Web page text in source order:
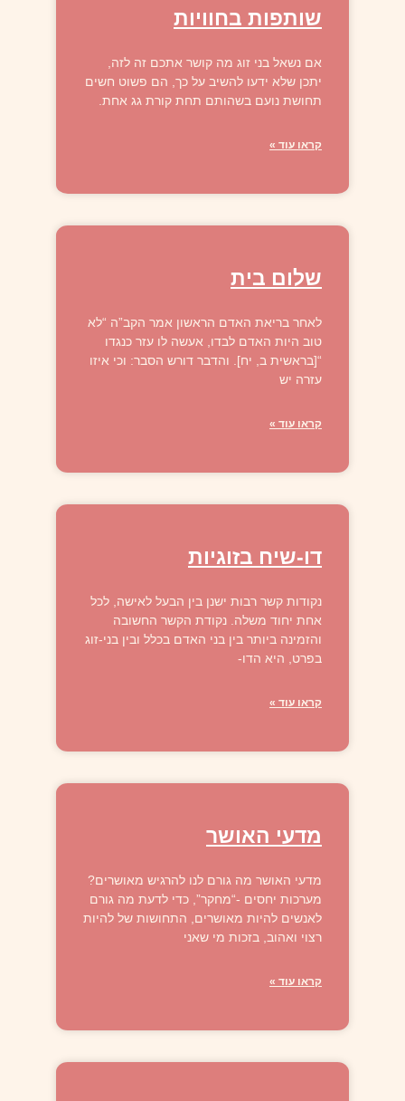
שותפות בחוויות
אם נשאל בני זוג מה קושר אתכם זה לזה,
יתכן שלא ידעו להשיב על כך, הם פשוט חשים
תחושת נועם בשהותם תחת קורת גג אחת.
קראו עוד »
שלום בית
לאחר בריאת האדם הראשון אמר הקב”ה “לא
טוב היות האדם לבדו, אעשה לו עזר כנגדו
“[בראשית ב, יח]. והדבר דורש הסבר: וכי איזו
עזרה יש
קראו עוד »
דו-שיח בזוגיות
נקודות קשר רבות ישנן בין הבעל לאישה, לכל
אחת יחוד משלה. נקודת הקשר החשובה
והזמינה ביותר בין בני האדם בכלל ובין בני-זוג
בפרט, היא הדו-
קראו עוד »
מדעי האושר
מדעי האושר מה גורם לנו להרגיש מאושרים?
מערכות יחסים -“מחקר”, כדי לדעת מה גורם
לאנשים להיות מאושרים, התחושות של להיות
רצוי ואהוב, בזכות מי שאני
קראו עוד »